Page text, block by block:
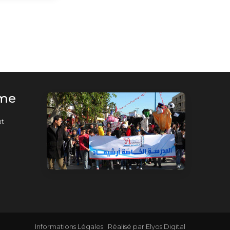
Informations Légales Réalisé par Elyos Digital